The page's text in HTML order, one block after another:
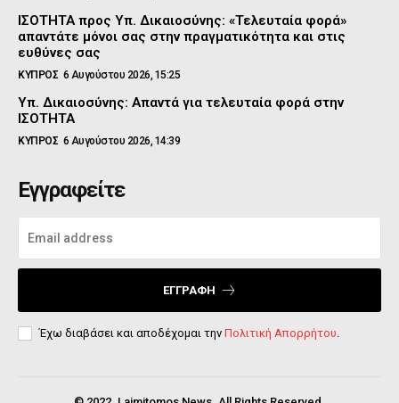
ΙΣΟΤΗΤΑ προς Υπ. Δικαιοσύνης: «Τελευταία φορά»
απαντάτε μόνοι σας στην πραγματικότητα και στις
ευθύνες σας
ΚΥΠΡΟΣ 6 Αυγούστου 2026, 15:25
Υπ. Δικαιοσύνης: Απαντά για τελευταία φορά στην
ΙΣΟΤΗΤΑ
ΚΥΠΡΟΣ 6 Αυγούστου 2026, 14:39
Εγγραφείτε
ΕΓΓΡΑΦΉ
Έχω διαβάσει και αποδέχομαι την Πολιτική Απορρήτου.